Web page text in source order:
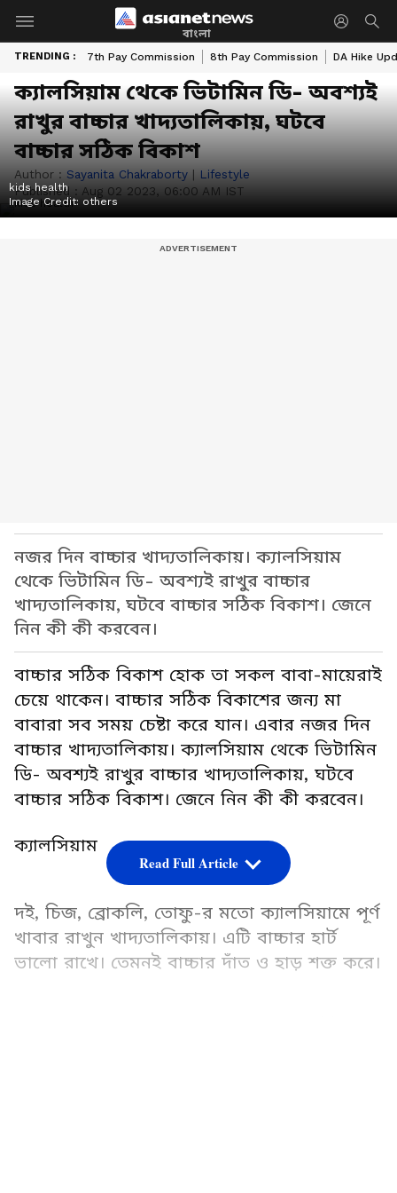
বাংলা
TRENDING : 7th Pay Commission 8th Pay Commission DA Hike
ক্যালসিয়াম থেকে ভিটামিন ডি- অবশ্যই
রাখুর বাচ্চার খাদ্যতালিকায়, ঘটবে
বাচ্চার সঠিক বিকাশ
Author : Sayanita Chakraborty | Lifestyle
Published : Aug 02 2023, 06:00 AM IST
kids health
Image Credit: others
নজর দিন বাচ্চার খাদ্যতালিকায়। ক্যালসিয়াম
থেকে ভিটামিন ডি- অবশ্যই রাখুর বাচ্চার
খাদ্যতালিকায়, ঘটবে বাচ্চার সঠিক বিকাশ। জেনে
নিন কী কী করবেন।
বাচ্চার সঠিক বিকাশ হোক তা সকল বাবা-মায়েরাই
চেয়ে থাকেন। বাচ্চার সঠিক বিকাশের জন্য মা
বাবারা সব সময় চেষ্টা করে যান। এবার নজর দিন
বাচ্চার খাদ্যতালিকায়। ক্যালসিয়াম থেকে ভিটামিন
ডি- অবশ্যই রাখুর বাচ্চার খাদ্যতালিকায়, ঘটবে
বাচ্চার সঠিক বিকাশ। জেনে নিন কী কী করবেন।
ক্যালসিয়াম
দই, চিজ, ব্রোকলি, তোফু-র মতো ক্যালসিয়ামে পূর্ণ
খাবার রাখুন খাদ্যতালিকায়। এটি বাচ্চার হার্ট
ভালো রাখে। তেমনই বাচ্চার দাঁত ও হাড় শক্ত করে।
Read Full Article